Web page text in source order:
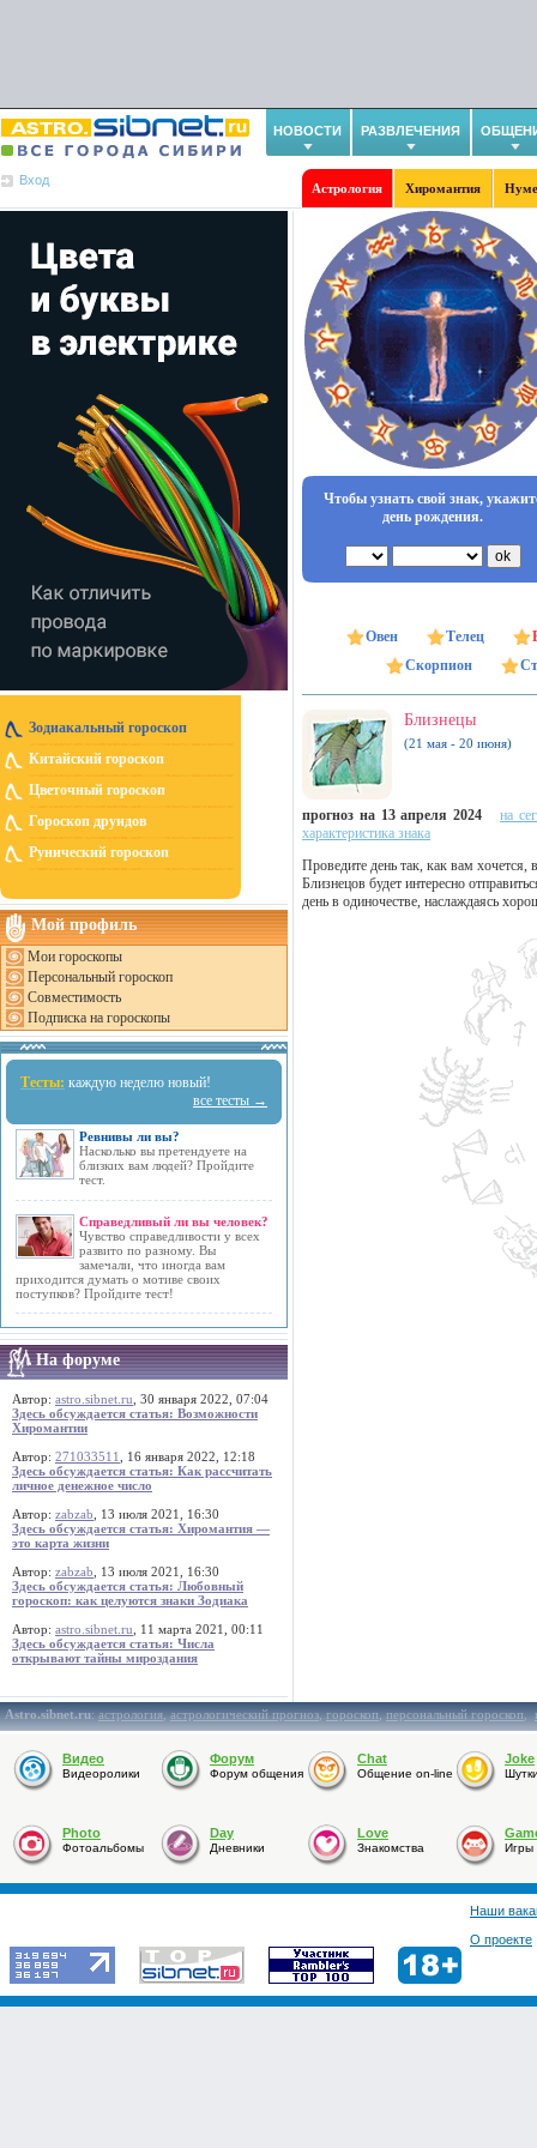
НОВОСТИ РАЗВЛЕЧЕНИЯ
Вход
Астрология Хиромантия
Зодиакальный гороскоп
Китайский гороскоп
Цветочный гороскоп
Гороскоп друидов
Рунический гороскоп
Мой профиль
Мои гороскопы
Персональный гороскоп
Совместимость
Подписка на гороскопы
Тесты: каждую неделю новый!
все тесты →
Ревнивы ли вы?
Насколько вы претендуете на
близких вам людей? Пройдите
тест.
Справедливый ли вы человек?
Чувство справедливости у всех
развито по разному. Вы
замечали, что иногда вам
приходится думать о мотиве своих
поступков? Пройдите тест!
На форуме
Автор: astro.sibnet.ru , 30 января 2022, 07:04
Здесь обсуждается статья: Возможности
Хиромантии
Автор: 271033511
, 16 января 2022, 12:18
Здесь обсуждается статья: Как рассчитать
личное денежное число
Автор: zabzab , 13 июля 2021, 16:30
Здесь обсуждается статья: Хиромантия —
это карта жизни
Автор: zabzab , 13 июля 2021, 16:30
Здесь обсуждается статья: Любовный
гороскоп: как целуются знаки Зодиака
Автор: astro.sibnet.ru , 11 марта 2021, 00:11
Здесь обсуждается статья: Числа
открывают тайны мироздания
Чтобы узнать свой знак,
день рождения.
Овен Телец
Скорпион
Близнецы
(21 мая - 20 июня)
прогноз на 13 апреля 2024
на
характеристика знака
Проведите день так, как вам хочется,
Близнецов будет интересно
день в одиночестве, наслаждаясь
Astro.sibnet.ru:астрология,астрологический прогноз,гороскоп,персональный гороскоп,
Видео
Видеоролики
Форум
Форум общения
Chat
Общение on-line
Joke
Photo
Фотоальбомы
Day
Дневники
Love
Знакомства Игры
Наши
О проекте